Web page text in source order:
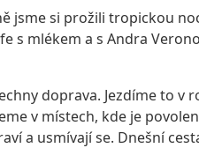
jsme si prožili tropickou
s mlékem a s Andra
doprava. Jezdíme to v
v místech, kde je
a usmívají se. Dnešní